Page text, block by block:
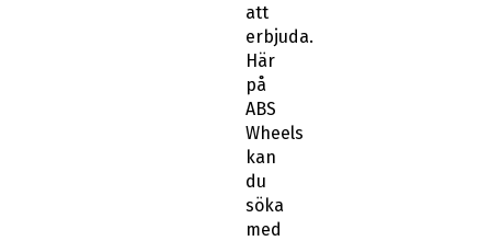
att
erbjuda.
Här
på
ABS
Wheels
kan
du
söka
med